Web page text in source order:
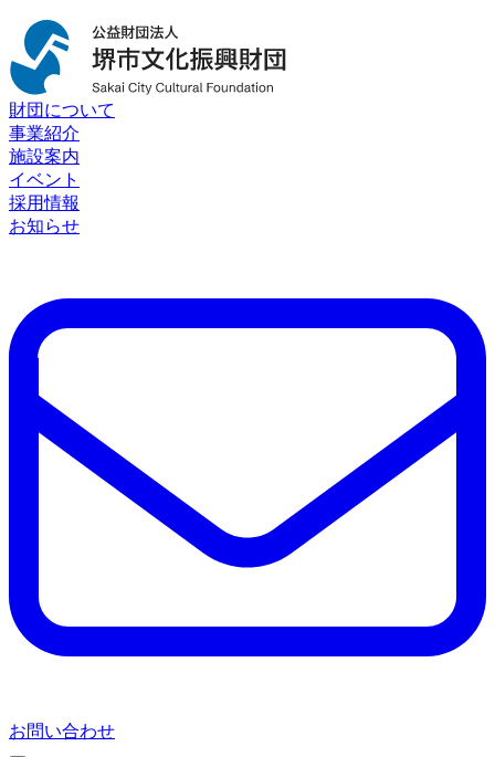
財団について
事業紹介
施設案内
イベント
採用情報
お知らせ
お問い合わせ